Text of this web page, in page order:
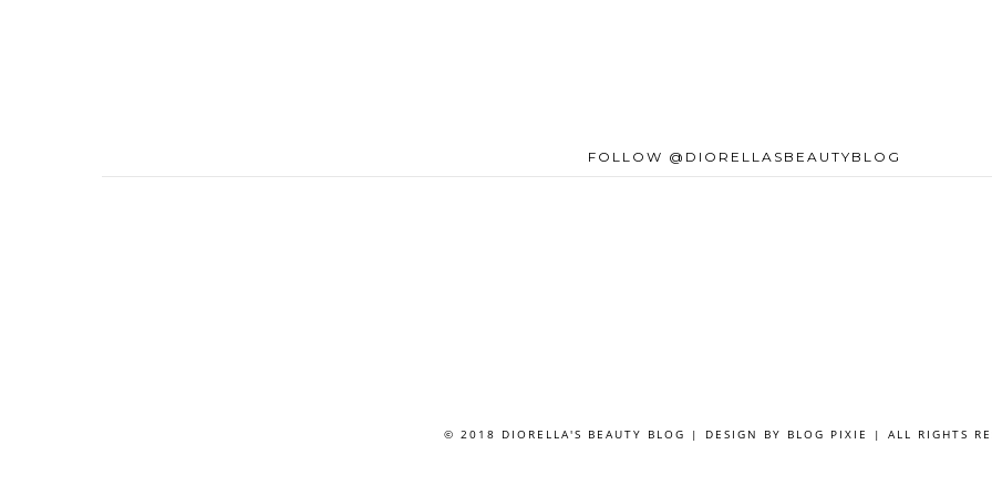
FOLLOW @DIORELLASBEAUTYBLOG
© 2018 DIORELLA'S BEAUTY BLOG | DESIGN BY BLOG PIXIE | ALL RIGHTS